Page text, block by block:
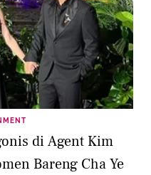
di Agent Kim
Bareng Cha Ye